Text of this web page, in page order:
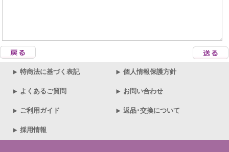
特商法に基づく表記 個人情報保護方針
よくあるご質問 お問い合わせ
ご利用ガイド 返品･交換について
採用情報